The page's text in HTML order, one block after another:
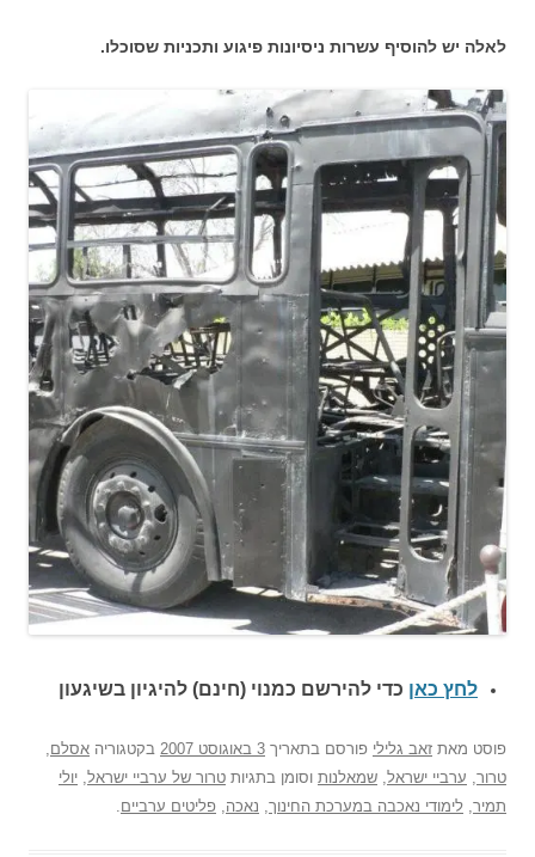
לאלה יש להוסיף עשרות ניסיונות פיגוע ותכניות שסוכלו.
לחץ כאן כדי להירשם כמנוי (חינם) להיגיון בשיגעון
פוסט מאת זאב גלילי פורסם בתאריך 3 באוגוסט 2007 בקטגוריה אסלם
טרור ערביי ישראל שמאלנות וסומן בתגיות טרור של ערביי ישראל יולי
תמיר לימודי נאכבה במערכת החינוך נאכה פליטים ערביים